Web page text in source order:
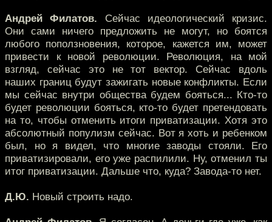
Андрей Филатов. Сейчас идеологический кризис.
Они сами ничего предложить не могут, но боятся
любого поползновения, которое, кажется им, может
привести к новой революции. Революция, на мой
взгляд, сейчас это не тот вектор. Сейчас вдоль
наших границ будут зажигать новые конфликты. Если
мы сейчас внутри общества будем бояться... Кто-то
будет революции бояться, кто-то будет претендовать
на то, чтобы отменить итоги приватизации. Хотя это
абсолютный популизм сейчас. Вот я хоть и ребенком
был, но я видел, что многие заводы стояли. Его
приватизировали, его уже распилили. Ну, отменил ты
итог приватизации. Дальше что, куда? Завода-то нет.
Д.Ю. Новый строить надо.